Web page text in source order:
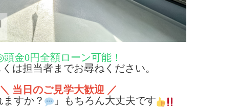
金0円全額ローン可能！
担当者までお尋ねください。
＼ 当日のご見学大歓迎 ／
すか？
」もちろん大丈夫です